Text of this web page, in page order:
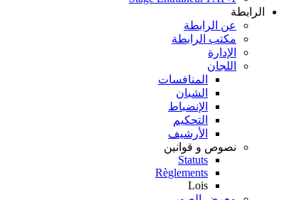
الرابطة
عن الرابطة
مكتب الرابطة
الإدارة
اللجان
المنافسات
الشبان
الإنضباط
التحكيم
الأرشيف
نصوص و قوانين
Statuts
Règlements
Lois